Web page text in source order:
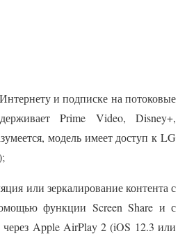
и подписке на потоковые
Prime Video, Disney+,
модель имеет доступ к LG
или зеркалирование контента с
функции Screen Share и с
через Apple AirPlay 2 (iOS 12.3 или